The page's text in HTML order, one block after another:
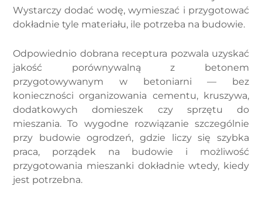
Wystarczy dodać wodę, wymieszać i przygotować
dokładnie tyle materiału, ile potrzeba na budowie.
Odpowiednio dobrana receptura pozwala uzyskać
jakość porównywalną z betonem
przygotowywanym w betoniarni — bez
konieczności organizowania cementu, kruszywa,
dodatkowych domieszek czy sprzętu do
mieszania. To wygodne rozwiązanie szczególnie
przy budowie ogrodzeń, gdzie liczy się szybka
praca, porządek na budowie i możliwość
przygotowania mieszanki dokładnie wtedy, kiedy
jest potrzebna.